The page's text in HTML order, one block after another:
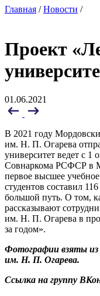
Главная /Новости /
Проект
01.06.2021
В 2021 году
им. Н. П. Огарева
университет ведет с 1
Совнаркома РСФСР в
первое высшее
студентов составил
большой путь. О том,
рассказывают
им. Н. П. Огарева в
за годом».
Фотографии взяты из
им. Н. П. Огарева.
Ссылка на группу